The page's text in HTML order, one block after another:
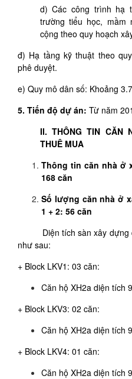
d) Các công trình hạ
trường tiểu học, mầm
cộng theo quy hoạch
đ) Hạ tầng kỹ thuật theo
phê duyệt.
e) Quy mô dân số: Khoảng
5. Tiến độ dự án: Từ năm
II. THÔNG TIN CĂN
THUÊ MUA
Thông tin căn nhà ở
168 căn
Số lượng căn nhà ở
1 + 2: 56 căn
Diện tích sàn xây dựng
như sau:
+ Block LKV1: 03 căn:
Căn hộ XH2a diện tích
+ Block LKV3: 02 căn:
Căn hộ XH2a diện tích
+ Block LKV4: 01 căn:
Căn hộ XH2a diện tích